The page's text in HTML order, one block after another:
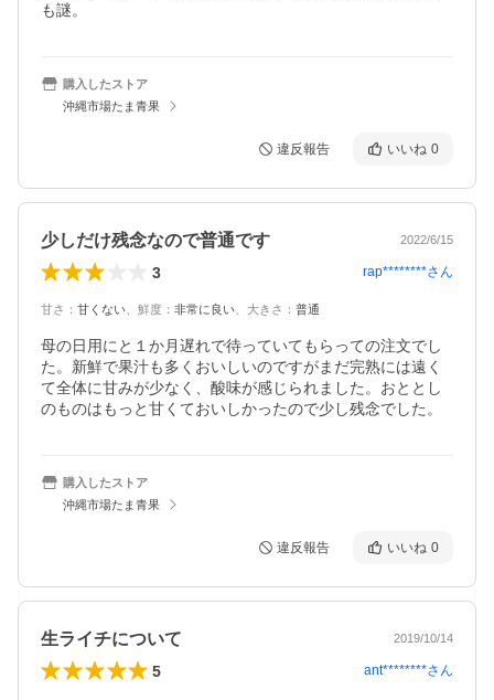
も謎。
購入したストア
沖縄市場たま青果
違反報告 いいね 0
少しだけ残念なので普通です 2022/6/15
3 rap********さん
甘さ ： 甘くない 鮮度 ： 非常に良い 大きさ ： 普通
母の日用にと１か月遅れで待っていてもらっての注文でし
た。新鮮で果汁も多くおいしいのですがまだ完熟には遠く
て全体に甘みが少なく、酸味が感じられました。おととし
購入したストア
沖縄市場たま青果
違反報告 いいね 0
生ライチについて 2019/10/14
5 ant********さん